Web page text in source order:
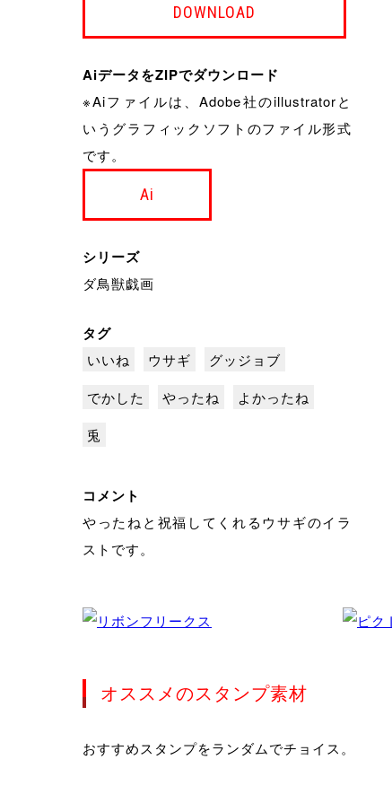
DOWNLOAD
AiデータをZIPでダウンロード
※Aiファイルは、Adobe社のillustratorと
いうグラフィックソフトのファイル形式
です。
Ai
シリーズ
ダ鳥獣戯画
タグ
いいね ウサギ
グッジョブ
でかした
やったね
よかったね
兎
コメント
やったねと祝福してくれるウサギのイラ
ストです。
オススメのスタンプ素材
おすすめスタンプをランダムでチョイス。